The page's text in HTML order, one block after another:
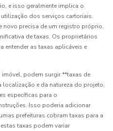
e isso geralmente implica o
dos serviços cartoriais.
precisa de um registro próprio,
de taxas. Os proprietários
entender as taxas aplicáveis e
podem surgir **taxas de
localização e da natureza do projeto,
específicas para o
Isso poderia adicionar
prefeituras cobram taxas para a
taxas podem variar